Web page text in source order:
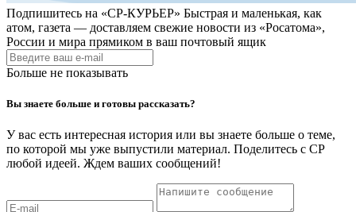
Подпишитесь на «СР-КУРЬЕР» Быстрая и маленькая, как
атом, газета — доставляем свежие новости из «Росатома»,
России и мира прямиком в ваш почтовый ящик
Больше не показывать
Вы знаете больше и готовы рассказать?
У вас есть интересная история или вы знаете больше о теме,
по которой мы уже выпустили материал. Поделитесь с СР
любой идеей. Ждем ваших сообщений!